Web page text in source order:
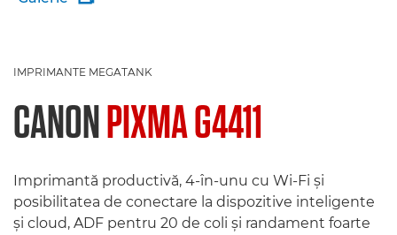
IMPRIMANTE MEGATANK
CANONPIXMA G4411
Imprimantă productivă, 4-în-unu cu Wi-Fi şi
posibilitatea de conectare la dispozitive inteligente
şi cloud, ADF pentru 20 de coli şi randament foarte